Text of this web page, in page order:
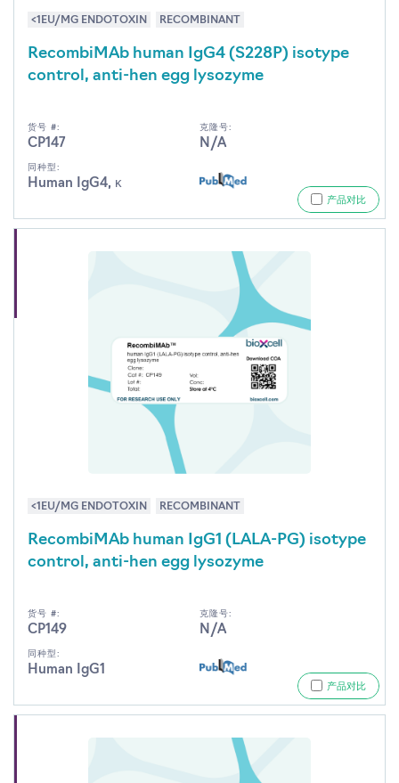
<1EU/MG ENDOTOXIN RECOMBINANT
RecombiMAb human IgG4 (S228P) isotype
control, anti-hen egg lysozyme
货号 #:
CP147
克隆号:
N/A
同种型:
Human IgG4, κ
产品对比
<1EU/MG ENDOTOXIN RECOMBINANT
RecombiMAb human IgG1 (LALA-PG) isotype
control, anti-hen egg lysozyme
货号 #:
CP149
克隆号:
N/A
同种型:
Human IgG1
产品对比